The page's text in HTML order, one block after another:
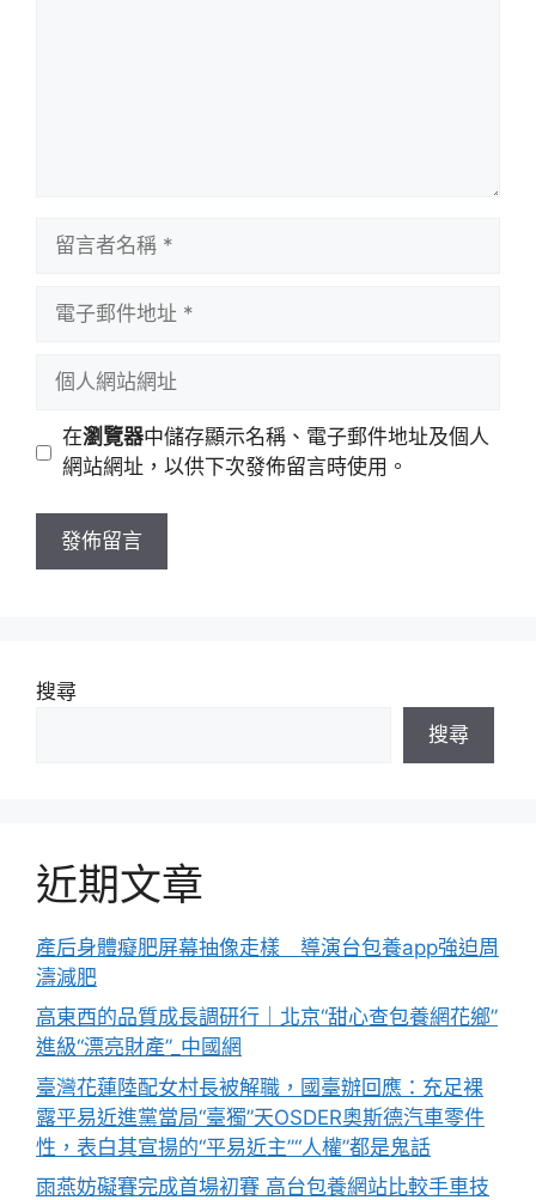
址
站
址
在瀏覽器中儲存顯示名稱、電子郵件地址及個人
網站網址，以供下次發佈留言時使用。
搜尋
搜尋
近期文章
產后身體癡肥屏幕抽像走樣 導演台包養app強迫周
濤減肥
高東西的品質成長調研行｜北京“甜心查包養網花鄉”
進級“漂亮財產”_中國網
臺灣花蓮陸配女村長被解職，國臺辦回應：充足裸
露平易近進黨當局“臺獨”天OSDER奧斯德汽車零件
性，表白其宣揚的“平易近主”“人權”都是鬼話
雨燕妨礙賽完成首場初賽 高台包養網站比較手車技